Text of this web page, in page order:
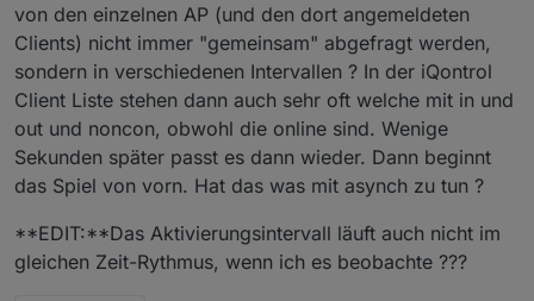
von den einzelnen AP (und den dort angemeldeten
Clients) nicht immer "gemeinsam" abgefragt werden,
sondern in verschiedenen Intervallen ? In der iQontrol
Client Liste stehen dann auch sehr oft welche mit in und
out und noncon, obwohl die online sind. Wenige
Sekunden später passt es dann wieder. Dann beginnt
das Spiel von vorn. Hat das was mit asynch zu tun ?
**EDIT:**Das Aktivierungsintervall läuft auch nicht im
gleichen Zeit-Rythmus, wenn ich es beobachte ???